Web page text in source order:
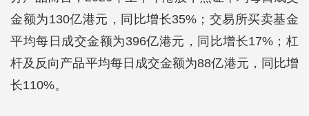
金额为130亿港元，同比增长35%；交易所买卖基金
平均每日成交金额为396亿港元，同比增长17%；杠
杆及反向产品平均每日成交金额为88亿港元，同比增
长110%。